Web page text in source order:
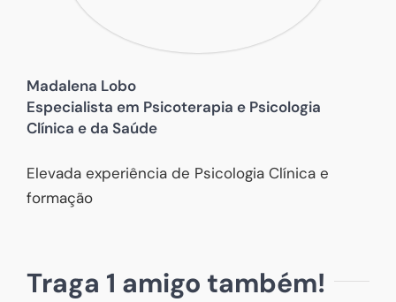
Madalena Lobo
Especialista em Psicoterapia e Psicologia
Clínica e da Saúde
Elevada experiência de Psicologia Clínica e
formação
Traga 1 amigo também!